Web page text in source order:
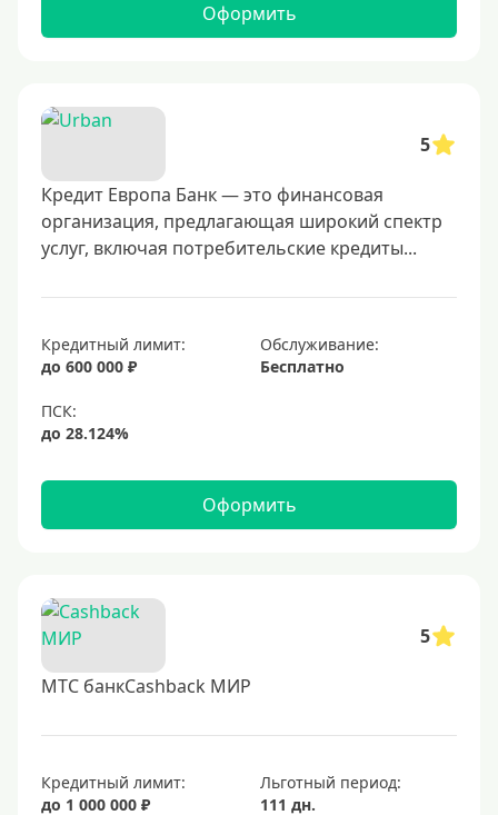
Тип карты
Visa
UnionPay
Мир
Platinum
Золотые
Черные
Виртуальные
С бонусами
С кэшбэком на АЗС
С милями
Цель
Для игр
Для покупок
Оформить
5
Кредит Европа Банк — это финансовая
организация, предлагающая широкий спектр
услуг, включая потребительские кредиты...
Кредитный лимит:
до 600 000 ₽
Обслуживание:
Бесплатно
Оформить
5
МТС банкCashback МИР
Кредитный лимит:
до 1 000 000 ₽
Льготный период:
111 дн.